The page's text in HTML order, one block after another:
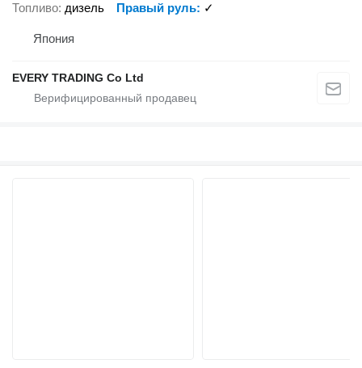
Топливо дизель Правый руль ✓
Япония
EVERY TRADING Co Ltd